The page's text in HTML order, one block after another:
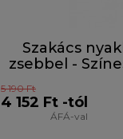
Szakács
zsebbel -
5 190 Ft
4 152 Ft -tól
ÁFÁ-val